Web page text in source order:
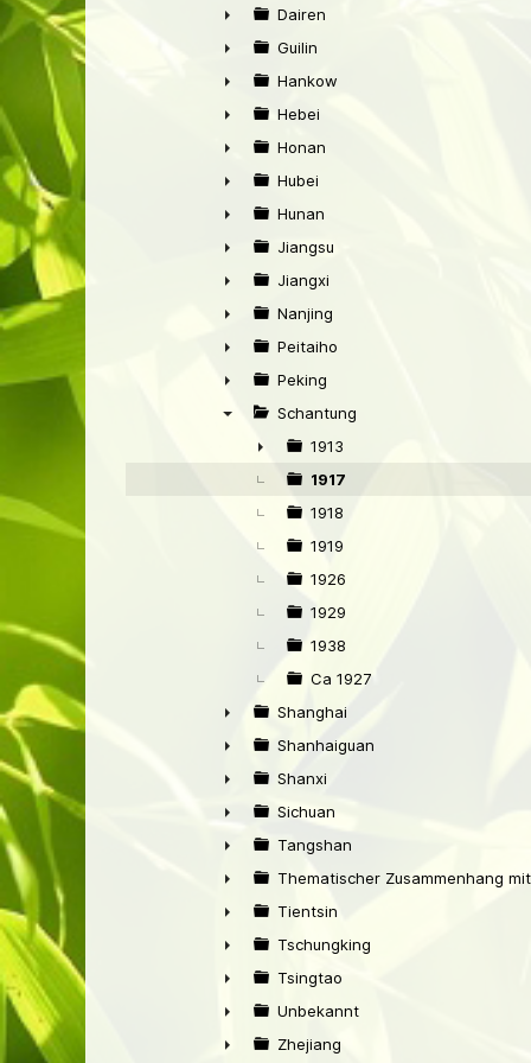
►
►
Dairen
►
Guilin
►
Hankow
►
Hebei
►
Honan
►
Hubei
►
Hunan
►
Jiangsu
►
Jiangxi
►
Nanjing
►
Peitaiho
►
Peking
Schantung
►
1913
1917
1918
1919
1926
1929
1938
Ca 1927
►
Shanghai
►
Shanhaiguan
►
Shanxi
►
Sichuan
►
Tangshan
►
Thematischer Zusammenhang
►
Tientsin
►
Tschungking
►
Tsingtao
►
Unbekannt
Zhejiang